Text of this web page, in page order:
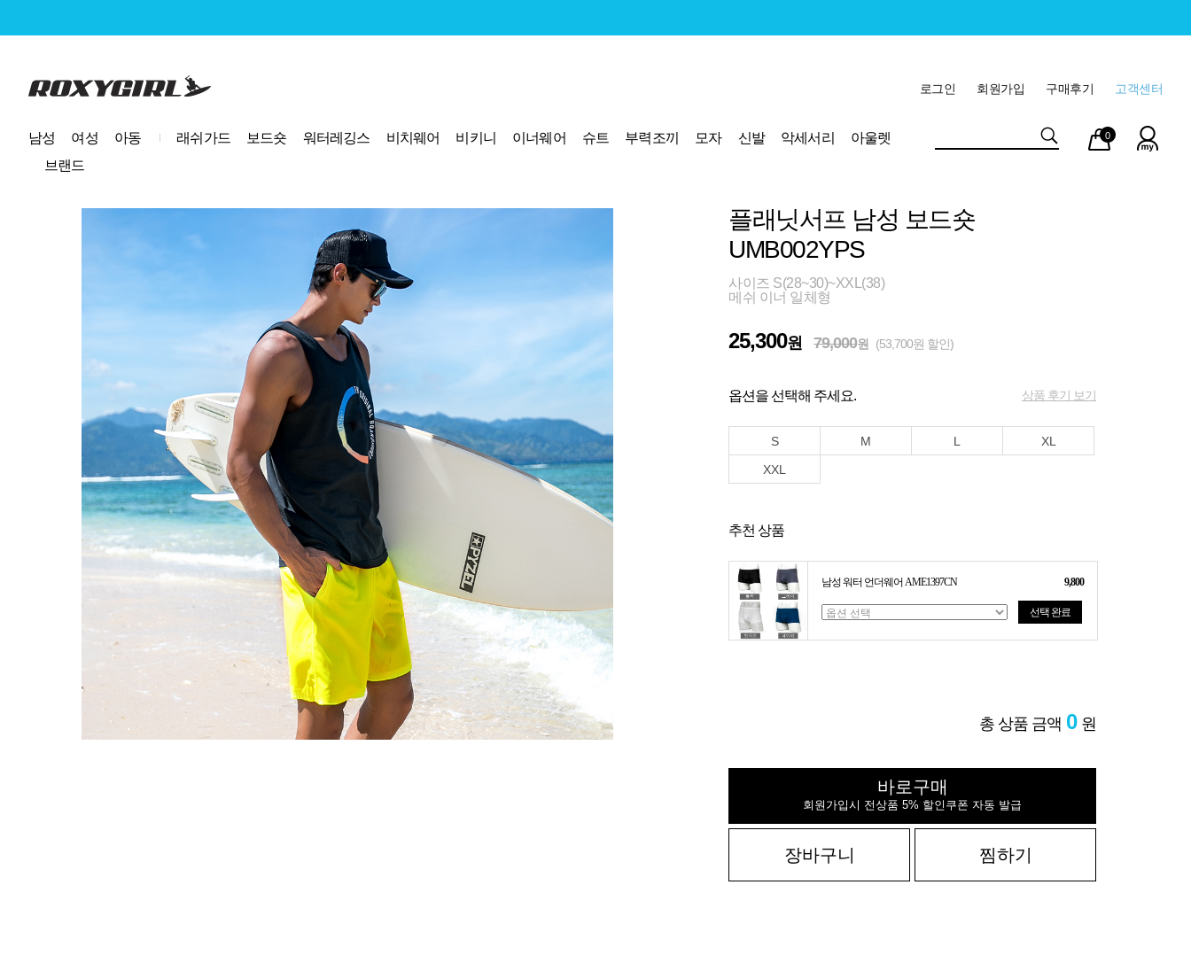
로고 고객센터
구매후기
회원가입
로그인
남성 여성 아동 래쉬가드 보드숏 워터레깅스 비치웨어 비키니 이너웨어 슈트 부력조끼 모자 신발 악세서리
아울렛
브랜드
마이
페이
장바
구니
0
플래닛서프 남성 보드숏
UMB002YPS
사이즈 S(28~30)~XXL(38)
메쉬 이너 일체형
25,300원 79,000원 (53,700원 할인)
옵션을 선택해 주세요. 상품 후기 보기
S M L
XL
XXL
추천 상품
남성 워터 언더웨어 AME1397CN 9,800
선택 완료
총 상품 금액 0 원
바로구매
회원가입시 전상품 5% 할인쿠폰 자동 발급
장바구니 찜하기